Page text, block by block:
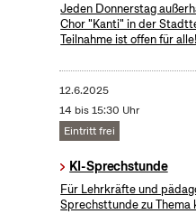
Jeden Donnerstag
Chor "Kanti" in der
Teilnahme ist offen für alle!
12.6.2025
14 bis 15:30 Uhr
Eintritt frei
KI-Sprechstunde
Für Lehrkräfte und
Sprechsttunde zu Thema